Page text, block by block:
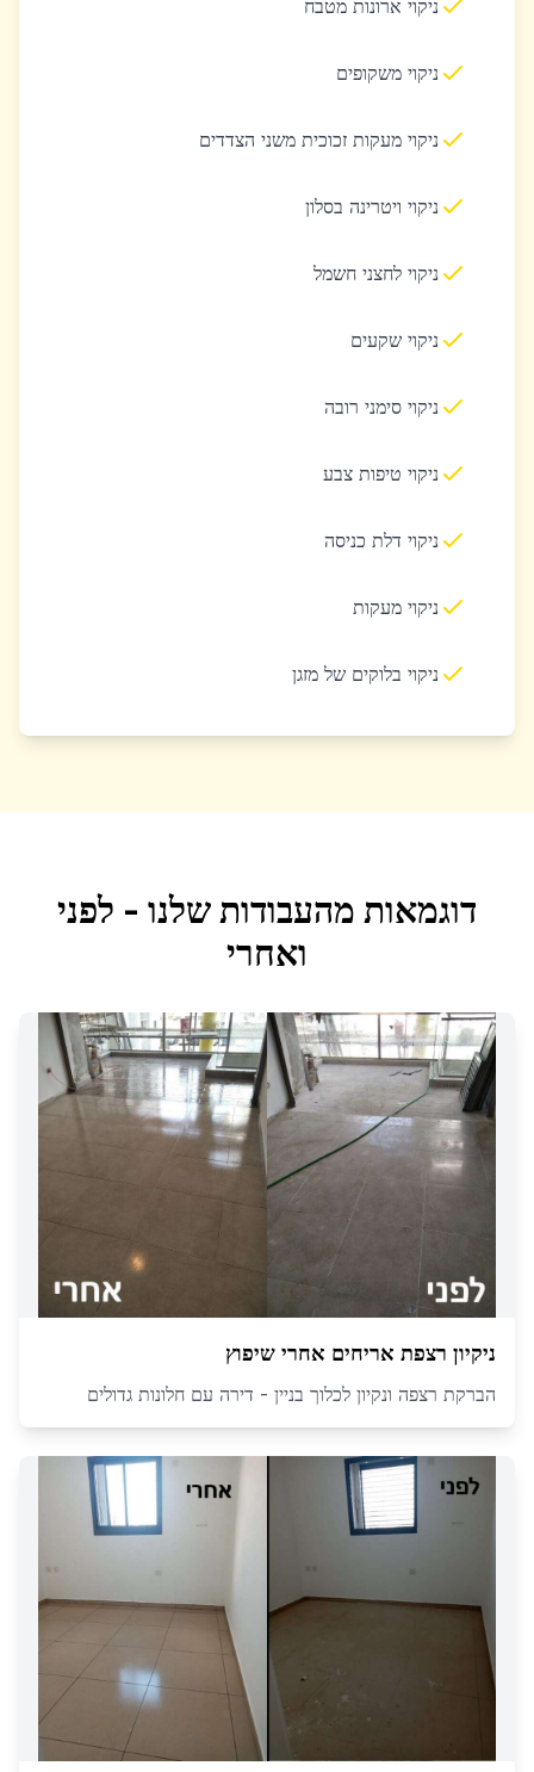
ניקוי ארונות מטבח
ניקוי משקופים
ניקוי מעקות זכוכית משני הצדדים
ניקוי ויטרינה בסלון
ניקוי לחצני חשמל
ניקוי שקעים
ניקוי סימני רובה
ניקוי טיפות צבע
ניקוי דלת כניסה
ניקוי מעקות
ניקוי בלוקים של מזגן
דוגמאות מהעבודות שלנו - לפני
ואחרי
ניקיון רצפת אריחים אחרי שיפוץ
הברקת רצפה ונקיון לכלוך בניין - דירה עם חלונות גדולים